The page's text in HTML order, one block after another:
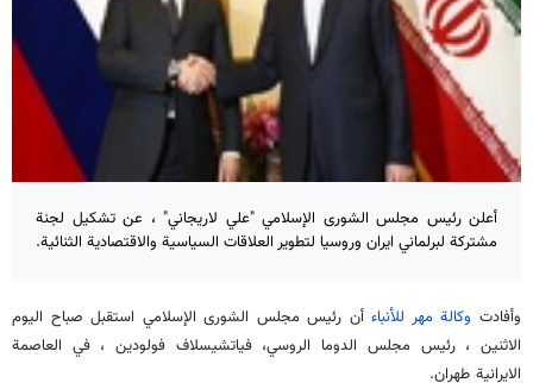
أعلن رئيس مجلس الشورى الإسلامي "علي لاريجاني" ، عن تشكيل لجنة
مشتركة لبرلماني ايران وروسيا لتطوير العلاقات السياسية والاقتصادية الثنائية.
وأفادت وكالة مهر للأنباءأن رئيس مجلس الشورى الإسلامي استقبل صباح اليوم
الاثنين ، رئيس مجلس الدوما الروسي، فياتشيسلاف فولودين ، في العاصمة
الايرانية طهران.